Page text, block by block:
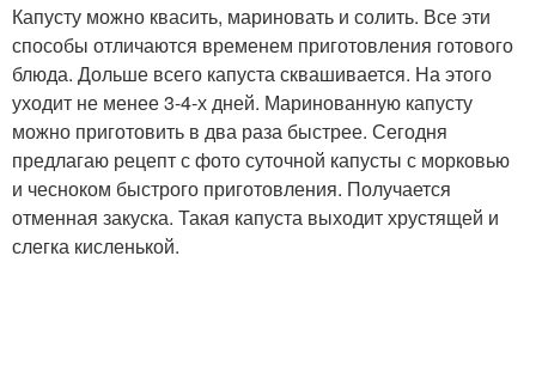
Капусту можно квасить, мариновать и солить. Все эти
способы отличаются временем приготовления готового
блюда. Дольше всего капуста сквашивается. На этого
уходит не менее 3-4-х дней. Маринованную капусту
можно приготовить в два раза быстрее. Сегодня
предлагаю рецепт с фото суточной капусты с морковью
и чесноком быстрого приготовления. Получается
отменная закуска. Такая капуста выходит хрустящей и
слегка кисленькой.